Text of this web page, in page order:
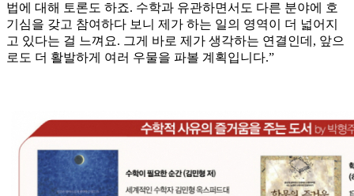
법에 대해 토론도 하죠. 수학과 유관하면서도 다른 분야에 호
기심을 갖고 참여하다 보니 제가 하는 일의 영역이 더 넓어지
고 있다는 걸 느껴요. 그게 바로 제가 생각하는 연결인데, 앞으
로도 더 활발하게 여러 우물을 파볼 계획입니다.”